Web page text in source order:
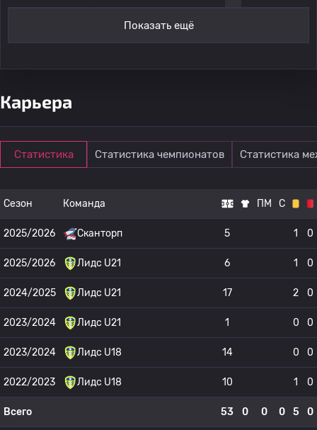
Показать ещё
Карьера
Статистика Статистика чемпионатов Статистика
Сезон Команда ПМ С
2025/2026 Сканторп 5 1 0
2025/2026 Лидс U21 6 1 0
2024/2025 Лидс U21 17 2 0
2023/2024 Лидс U21 1 0 0
2023/2024 Лидс U18 14 0 0
2022/2023 Лидс U18 10 1 0
Всего 53 0 0 0 5 0